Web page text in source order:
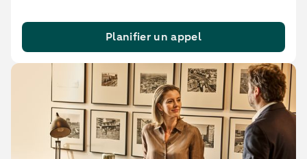
Planifier un appel